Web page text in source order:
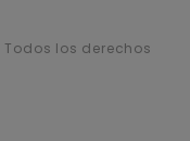
Todos los derechos